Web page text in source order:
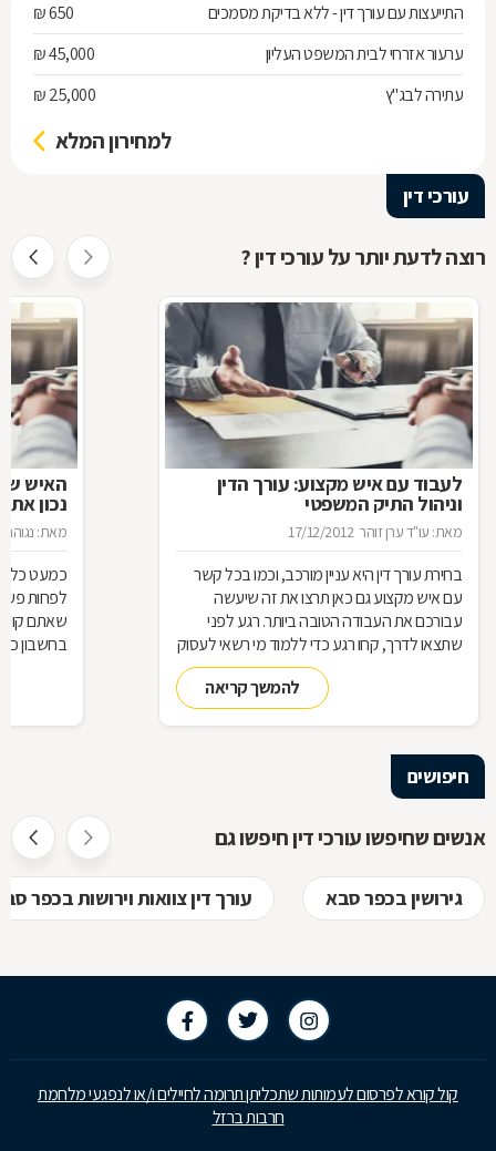
התייעצות עם עורך דין - ללא בדיקת מסמכים
650 ₪
ערעור אזרחי לבית המשפט העליון
45,000 ₪
עתירה לבג"ץ
25,000 ₪
למחירון המלא
עורכי דין
רוצה לדעת יותר על עורכי דין ?
לעבוד עם איש מקצוע: עורך הדין
וניהול התיק המשפטי
מאת: עו"ד ערן זוהר 17/12/2012
בחירת עורך דין היא עניין מורכב, וכמו בכל קשר
עם איש מקצוע גם כאן תרצו את זה שיעשה
עבורכם את העבודה הטובה ביותר. רגע לפני
שתצאו לדרך, קחו רגע כדי ללמוד מי רשאי לעסוק
בעריכת דין ומה הידע הבסיסי הנדרש כדי לטפל
להמשך קריאה
האיש
נכון את
מאת: נגוהה
כמעט כל
לפחות
שאתם
בחשבון
חיפושים
אנשים שחיפשו עורכי דין חיפשו גם
גירושין בכפר סבא עורך דין צוואות וירושות בכפר
קול קורא לפרסום לעמותות שתכליתן תרומה לחיילים ו/או לנפגעי מלחמת
חרבות ברזל